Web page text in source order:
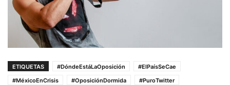
ETIQUETAS #DóndeEstáLaOposición
#ElPaísSeCae
#MéxicoEnCrisis
#OposiciónDormida
#PuroTwitter